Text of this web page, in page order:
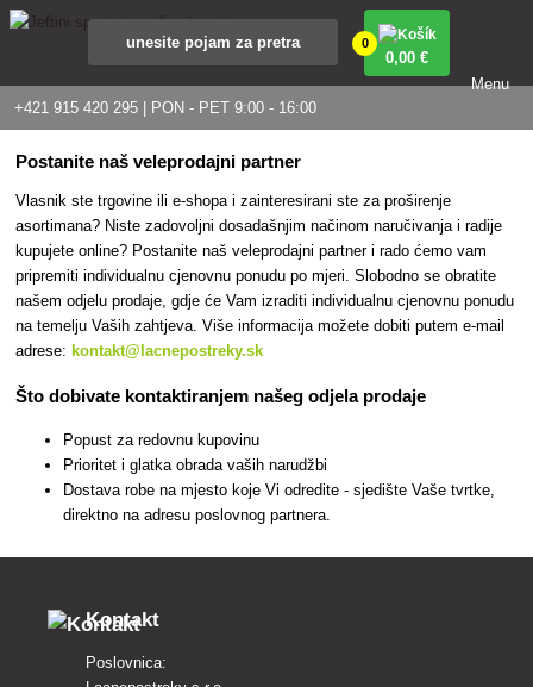
+421 915 420 295 | PON - PET 9:00 - 16:00
0
0,00 €
Menu
Postanite naš veleprodajni partner
Vlasnik ste trgovine ili e-shopa i zainteresirani ste za proširenje
asortimana? Niste zadovoljni dosadašnjim načinom naručivanja i radije
kupujete online? Postanite naš veleprodajni partner i rado ćemo vam
pripremiti individualnu cjenovnu ponudu po mjeri. Slobodno se obratite
našem odjelu prodaje, gdje će Vam izraditi individualnu cjenovnu ponudu
na temelju Vaših zahtjeva. Više informacija možete dobiti putem e-mail
adrese: kontakt@lacnepostreky.sk
Što dobivate kontaktiranjem našeg odjela prodaje
Popust za redovnu kupovinu
Prioritet i glatka obrada vaših narudžbi
Dostava robe na mjesto koje Vi odredite - sjedište Vaše tvrtke,
direktno na adresu poslovnog partnera.
Kontakt
Poslovnica: